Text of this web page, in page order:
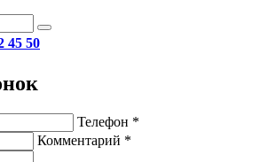
45 50
Телефон *
Комментарий *